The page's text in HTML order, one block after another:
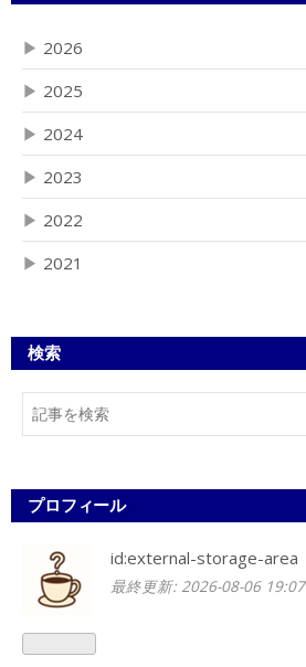
▶ 2026
▶ 2025
▶ 2024
▶ 2023
▶ 2022
▶ 2021
検索
プロフィール
id:external-storage-area
最終更新: 2026-08-06 19:07